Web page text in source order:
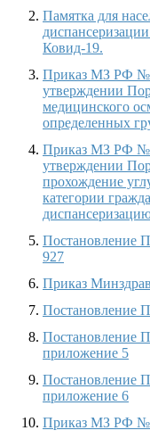
Памятка для
Ковид-19.
Приказ МЗ РФ №
утверждении
медицинского
определенных
Приказ МЗ РФ №
утверждении
прохождение
категории
Постановление
927
Приказ
Постановление
Постановление
приложение 5
Постановление
приложение 6
Приказ МЗ РФ №